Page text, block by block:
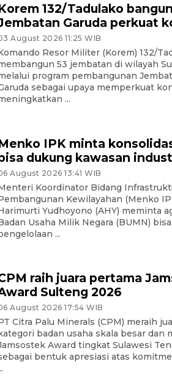
132/Tadulako
Garuda perkuat
August 2026 11:25 WIB
Resor Militer (Korem) 132/
53 jembatan di wilayah
program pembangunan
sebagai upaya memperkuat
...
IPK minta
dukung kawasan
August 2026 13:41 WIB
Koordinator Bidang
Kewilayahan (Menko
Yudhoyono (AHY) meminta
Usaha Milik Negara (BUMN)
...
raih juara pertama
Sulteng 2026
August 2026 17:54 WIB
Citra Palu Minerals (CPM) meraih
badan usaha skala besar dan
Award tingkat Sulawesi
bentuk apresiasi atas